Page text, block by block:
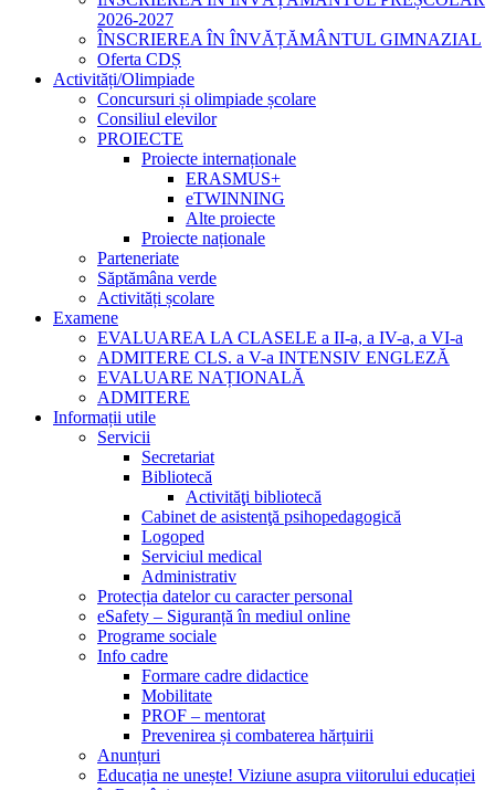
2026-2027
ÎNSCRIEREA ÎN ÎNVĂȚĂMÂNTUL GIMNAZIAL
Oferta CDȘ
Activități/Olimpiade
Concursuri și olimpiade școlare
Consiliul elevilor
PROIECTE
Proiecte internaționale
ERASMUS+
eTWINNING
Alte proiecte
Proiecte naționale
Parteneriate
Săptămâna verde
Activități școlare
Examene
EVALUAREA LA CLASELE a II-a, a IV-a, a VI-a
ADMITERE CLS. a V-a INTENSIV ENGLEZĂ
EVALUARE NAȚIONALĂ
ADMITERE
Informații utile
Servicii
Secretariat
Bibliotecă
Activităţi bibliotecă
Cabinet de asistenţă psihopedagogică
Logoped
Serviciul medical
Administrativ
Protecția datelor cu caracter personal
eSafety – Siguranță în mediul online
Programe sociale
Info cadre
Formare cadre didactice
Mobilitate
PROF – mentorat
Prevenirea și combaterea hărțuirii
Anunțuri
Educația ne unește! Viziune asupra viitorului educației